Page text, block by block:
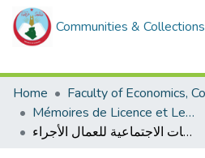
Communities & Collections
Home
Mémoires de Licence et Les rapports de stage economie
للتأ مينات الاجتماعية للعمال الأجراء CNAS)أثر جودة التأ مين الصحي على الخدمة العملاء دراسة حالة بمؤسسة الصندوق الوطني غرداية